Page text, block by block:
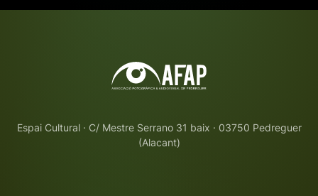
Espai Cultural · C/ Mestre Serrano 31 baix · 03750 Pedreguer
(Alacant)